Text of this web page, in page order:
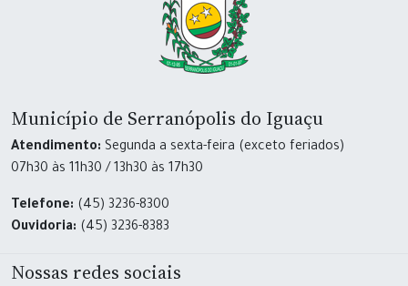
Município de Serranópolis do Iguaçu
Atendimento: Segunda a sexta-feira (exceto feriados)
07h30 às 11h30 / 13h30 às 17h30
Telefone: (45) 3236-8300
Ouvidoria: (45) 3236-8383
Nossas redes sociais